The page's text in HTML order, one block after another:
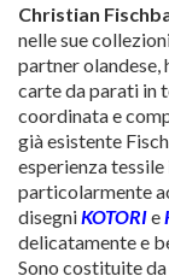
Christian
nelle sue
partner olandese,
carte da parati in
coordinata e
già esistente
esperienza
particolarmente
disegni KOTORIe
delicatamente e
Sono costituite